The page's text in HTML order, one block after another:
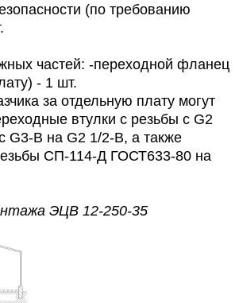
(по требованию
частей: -переходной фланец
- 1 шт.
за отдельную плату могут
втулки с резьбы с G2
G3-В на G2 1/2-В, а также
СП-114-Д ГОСТ633-80 на
ЭЦВ 12-250-35